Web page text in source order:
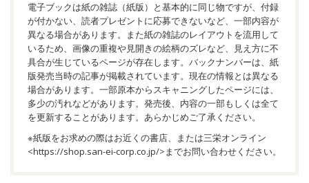
電子ブックは紙の雑誌（紙版）と基本的に同じ物ですが、付録
が付かない、読者プレゼントに応募できないなど、一部内容が
異なる場合があります。また紙の雑誌のレイアウトを流用して
いるため、画像の重複や見開きの絵柄のズレなど、見え方に不
具合が生じているページが存在します。バックナンバーは、紙
版発売当時の記事が掲載されています。現在の情報とは異なる
場合があります。一部原本からスキャニングしたページには、
多少の汚れなどがあります。発売後、内容の一部もしくは全て
を更新することがあります。あらかじめご了承ください。
※紙版をお求めの際はお近くの書店、または三栄オンライン
<https://shop.san-ei-corp.co.jp/>までお問い合わせください。